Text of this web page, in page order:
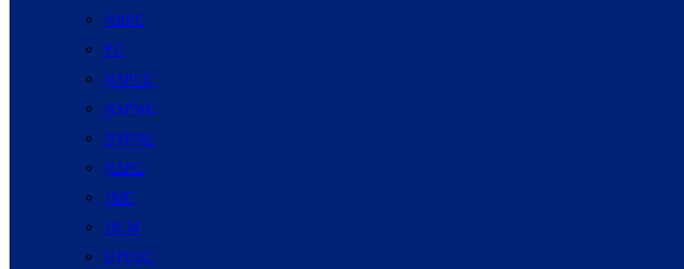
NRPC
PC
NSPCC
NSPWC
NSPNC
NSPC
JMC
JICM
UPDJC